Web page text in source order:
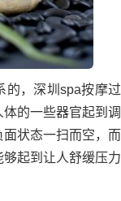
的，深圳spa按摩过
的一些器官起到调
状态一扫而空，而
起到让人舒缓压力